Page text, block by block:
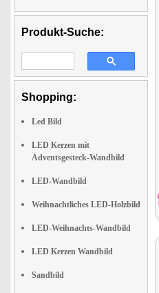
Produkt-Suche:
Shopping:
Led Bild
LED Kerzen mit
Adventsgesteck-Wandbild
LED-Wandbild
Weihnachtliches LED-Holzbild
LED-Weihnachts-Wandbild
LED Kerzen Wandbild
Sandbild